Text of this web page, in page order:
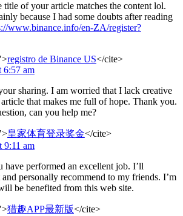
title of your article matches the content lol.
because I had some doubts after reading
www.binance.info/en-ZA/register?
registro de Binance US</cite>
6:57 am
sharing. I am worried that I lack creative
that makes me full of hope. Thank you.
can you help me?
皇家体育登录奖金</cite>
9:11 am
have performed an excellent job. I’ll
personally recommend to my friends. I’m
be benefited from this web site.
猎趣APP最新版</cite>